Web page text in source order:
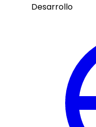
Desarrollo